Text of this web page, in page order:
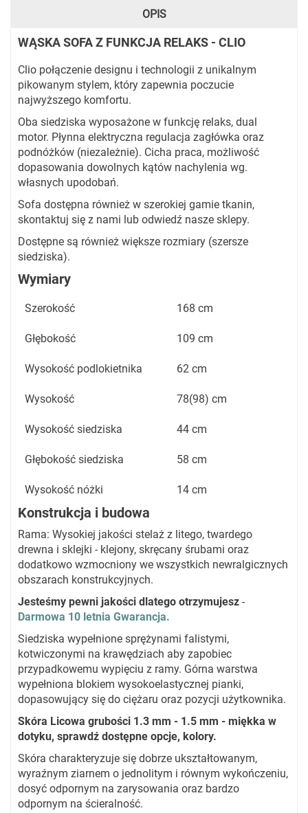
OPIS
WĄSKA SOFA Z FUNKCJA RELAKS - CLIO
Clio połączenie designu i technologii z unikalnym
pikowanym stylem, który zapewnia poczucie
najwyższego komfortu.
Oba siedziska wyposażone w funkcję relaks, dual
motor. Płynna elektryczna regulacja zagłówka oraz
podnóżków (niezależnie). Cicha praca, możliwość
dopasowania dowolnych kątów nachylenia wg.
własnych upodobań.
Sofa dostępna również w szerokiej gamie tkanin,
skontaktuj się z nami lub odwiedź nasze sklepy.
Dostępne są również większe rozmiary (szersze
siedziska).
Wymiary
Szerokość 168 cm
Głębokość 109 cm
Wysokość podlokietnika 62 cm
Wysokość 78(98) cm
Wysokość siedziska 44 cm
Głębokość siedziska 58 cm
Wysokość nóżki 14 cm
Konstrukcja i budowa
Rama: Wysokiej jakości stelaż z litego, twardego
drewna i sklejki - klejony, skręcany śrubami oraz
dodatkowo wzmocniony we wszystkich newralgicznych
obszarach konstrukcyjnych.
Jesteśmy pewni jakości dlatego otrzymujesz -
Darmowa 10 letnia Gwarancja.
Siedziska wypełnione sprężynami falistymi,
kotwiczonymi na krawędziach aby zapobiec
przypadkowemu wypięciu z ramy. Górna warstwa
wypełniona blokiem wysokoelastycznej pianki,
dopasowujący się do ciężaru oraz pozycji użytkownika.
Skóra Licowa grubości 1.3 mm - 1.5 mm - miękka w
dotyku, sprawdź dostępne opcje, kolory.
Skóra charakteryzuje się dobrze ukształtowanym,
wyraźnym ziarnem o jednolitym i równym wykończeniu,
dosyć odpornym na zarysowania oraz bardzo
odpornym na ścieralność.